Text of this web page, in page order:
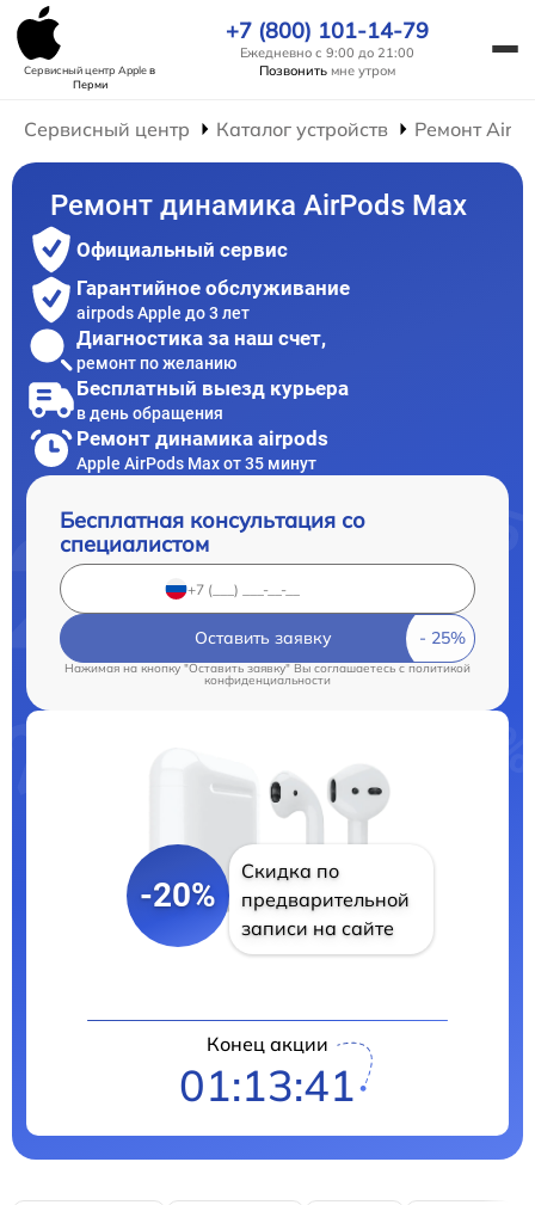
Сервисный центр Appleв
Перми
+7 (800) 101-14-79
Ежедневно с 9:00 до 21:00
Позвонить мне утром
Сервисный центр Каталог устройств Ремонт
Ремонт динамика AirPods Max
Официальный сервис
Гарантийное обслуживание
airpods Apple до 3 лет
Диагностика за наш счет,
ремонт по желанию
Бесплатный выезд курьера
в день обращения
Ремонт динамика airpods
Apple AirPods Max от 35 минут
Бесплатная консультация со
специалистом
Оставить заявку
Нажимая на кнопку "Оставить заявку" Вы соглашаетесь cполитикой
конфиденциальности
-20%
Скидка по
предварительной
записи на сайте
Конец акции
01:13:40